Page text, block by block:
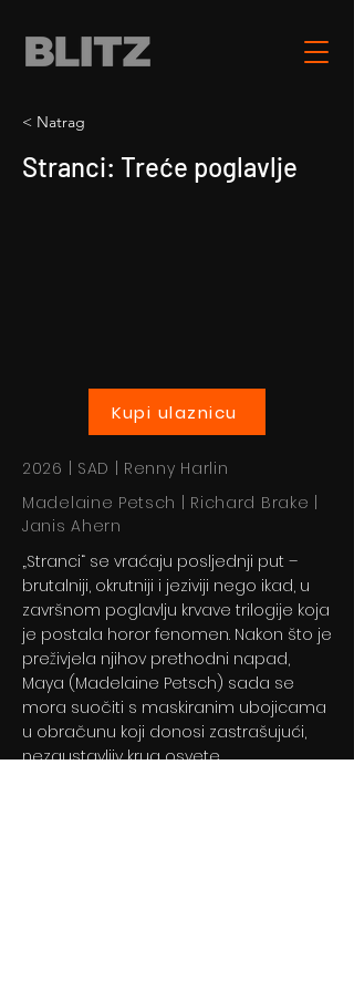
< Natrag
Stranci: Treće poglavlje
Kupi ulaznicu
2026 | SAD | Renny Harlin
Madelaine Petsch | Richard Brake |
Janis Ahern
„Stranci“ se vraćaju posljednji put –
brutalniji, okrutniji i jeziviji nego ikad, u
završnom poglavlju krvave trilogije koja
je postala horor fenomen. Nakon što je
preživjela njihov prethodni napad,
Maya (Madelaine Petsch) sada se
mora suočiti s maskiranim ubojicama
u obračunu koji donosi zastrašujući,
nezaustavljiv krug osvete.